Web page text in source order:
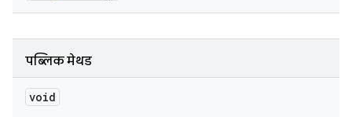
पब्लिक मेथड
void